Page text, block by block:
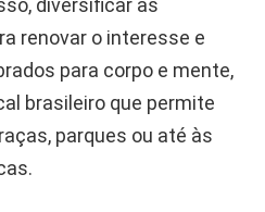
diversificar as
renovar o interesse e
para corpo e mente,
brasileiro que permite
parques ou até às